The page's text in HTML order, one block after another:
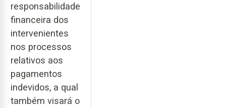
responsabilidade
financeira dos
intervenientes
nos processos
relativos aos
pagamentos
indevidos, a qual
também visará o